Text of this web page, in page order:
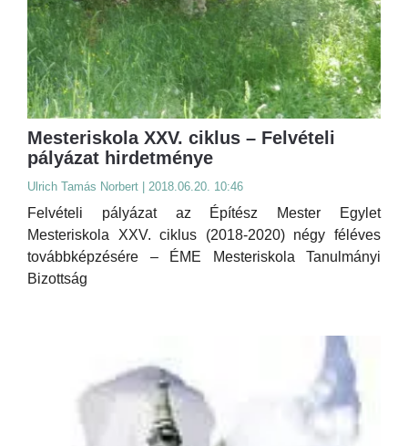
Mesteriskola XXV. ciklus – Felvételi
pályázat hirdetménye
Ulrich Tamás Norbert | 2018.06.20. 10:46
Felvételi pályázat az Építész Mester Egylet
Mesteriskola XXV. ciklus (2018-2020) négy féléves
továbbképzésére – ÉME Mesteriskola Tanulmányi
Bizottság